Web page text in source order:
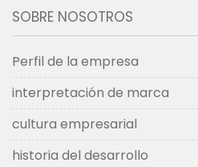
SOBRE NOSOTROS
Perfil de la empresa
interpretación de marca
cultura empresarial
historia del desarrollo